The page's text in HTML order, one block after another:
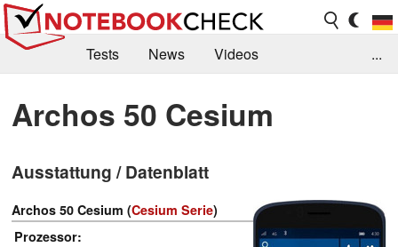
Tests News
Videos
Kaufberatung
Deals Suche
Jobs
Forum
...
Archos 50 Cesium
Ausstattung / Datenblatt
Archos 50 Cesium (Cesium Serie)
Prozessor